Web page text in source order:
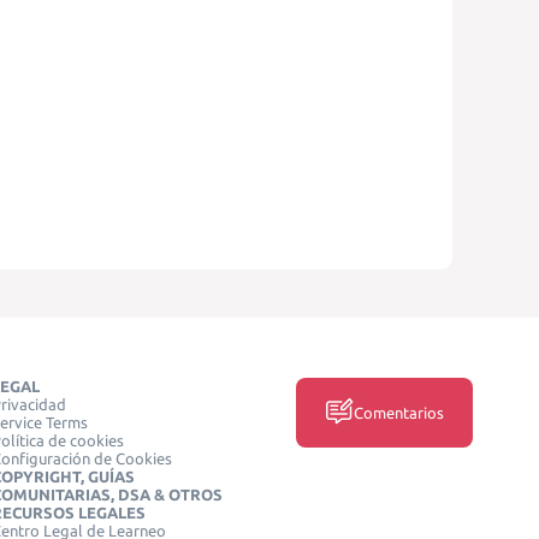
Terms
de cookies
de Cookies
GUÍAS
DSA & OTROS
LEGALES
Legal de Learneo
Comentarios